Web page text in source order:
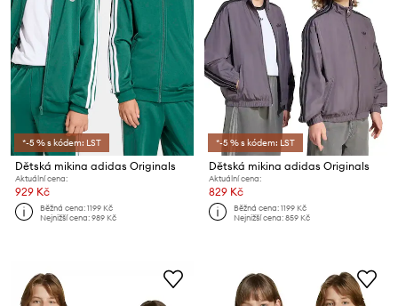
*-5 % s kódem: LST
Dětská mikina adidas Originals
Aktuální cena:
929 Kč
Běžná cena:1199 Kč
Nejnižší cena:989 Kč
*-5 % s kódem: LST
Dětská mikina adidas Originals
Aktuální cena:
829 Kč
Běžná cena:1199 Kč
Nejnižší cena:859 Kč